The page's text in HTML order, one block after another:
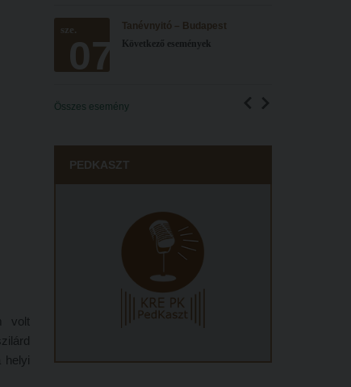
volt
helyi
sze.
07
Tanévnyitó – Budapest
Következő események
Összes esemény
PEDKASZT